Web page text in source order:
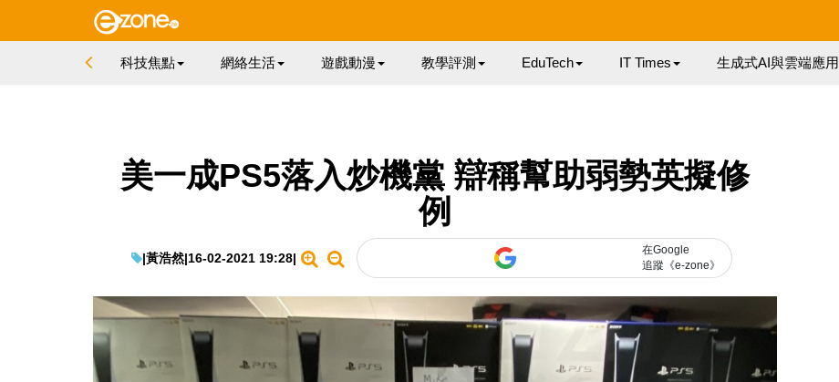
科技焦點 網絡生活 遊戲動漫 教學評測 EduTech IT Times 生成式AI與雲端應用
美一成PS5落入炒機黨 辯稱幫助弱勢英擬修
例
|黃浩然|16-02-2021 19:28|
在Google
追蹤《e-zone》